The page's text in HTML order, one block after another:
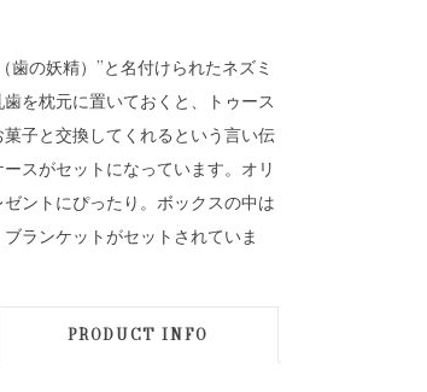
の妖精）”と名付けられたネズミ
を枕元に置いておくと、トゥース
子と交換してくれるという言い伝
スがセットになっています。オリ
ントにぴったり。ボックスの中は
ランケットがセットされていま
PRODUCT INFO